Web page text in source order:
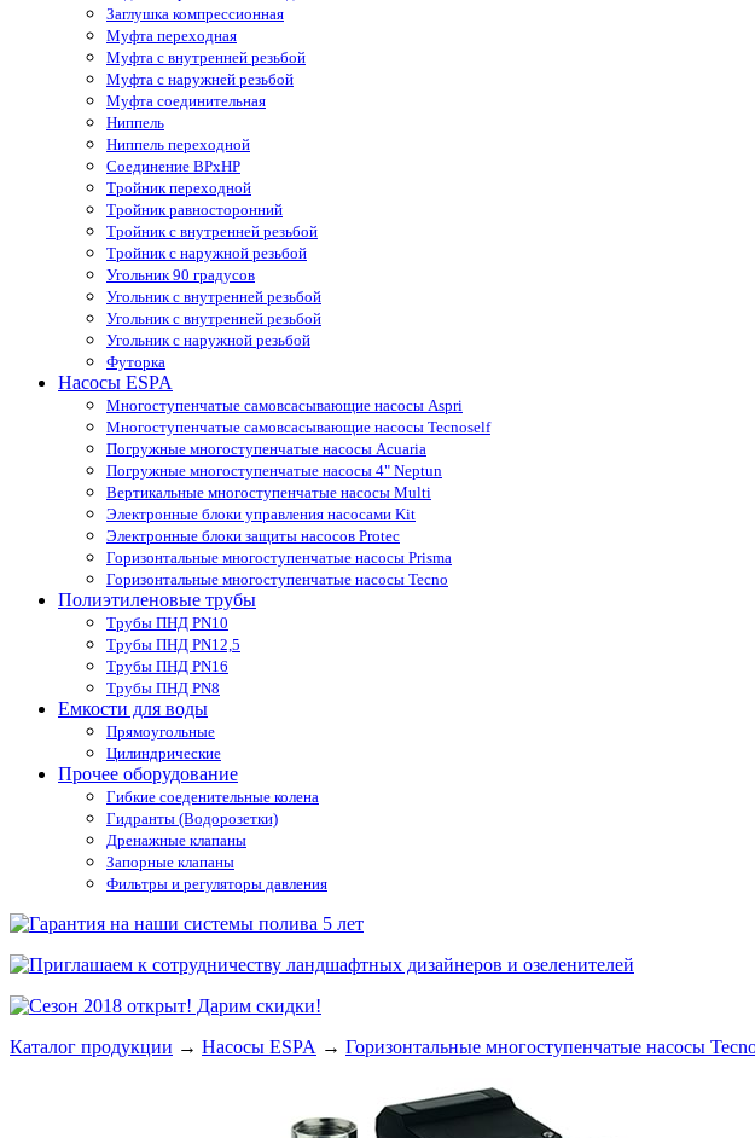
Заглушка компрессионная
Муфта переходная
Муфта с внутренней резьбой
Муфта с наружней резьбой
Муфта соединительная
Ниппель
Ниппель переходной
Соединение ВРхНР
Тройник переходной
Тройник равносторонний
Тройник с внутренней резьбой
Тройник с наружной резьбой
Угольник 90 градусов
Угольник c внутренней резьбой
Угольник с внутренней резьбой
Угольник с наружной резьбой
Футорка
Насосы ESPA
Многоступенчатые самовсасывающие насосы Aspri
Многоступенчатые самовсасывающие насосы Tecnoself
Погружные многоступенчатые насосы Acuaria
Погружные многоступенчатые насосы 4" Neptun
Вертикальные многоступенчатые насосы Multi
Электронные блоки управления насосами Kit
Электронные блоки защиты насосов Protec
Горизонтальные многоступенчатые насосы Prisma
Горизонтальные многоступенчатые насосы Tecno
Полиэтиленовые трубы
Трубы ПНД PN10
Трубы ПНД PN12,5
Трубы ПНД PN16
Трубы ПНД PN8
Емкости для воды
Прямоугольные
Цилиндрические
Прочее оборудование
Гибкие соеденительные колена
Гидранты (Водорозетки)
Дренажные клапаны
Запорные клапаны
Фильтры и регуляторы давления
Каталог продукции → Насосы ESPA → Горизонтальные многоступенчатые насосы